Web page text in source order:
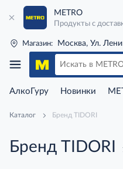
METRO
Продукты с
Магазин: Москва, Ул.
АлкоГуру Новинки
Каталог Бренд TIDORI
Бренд TIDORI